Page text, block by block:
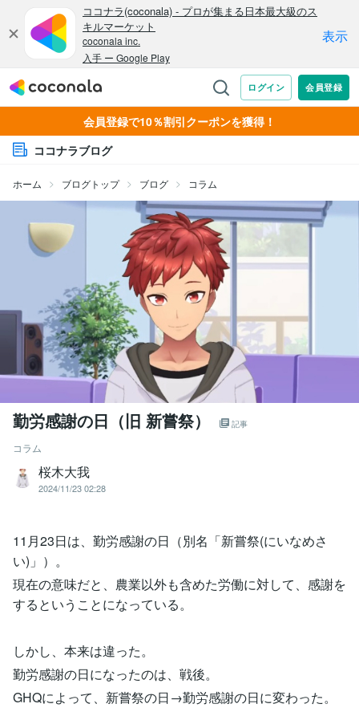
会員登録で10％割引クーポンを獲得！
ココナラブログ
ホーム ブログトップ ブログ コラム
勤労感謝の日（旧 新嘗祭） 記事
コラム
桜木大我
2024/11/23 02:28
11月23日は、勤労感謝の日（別名「新嘗祭(にいなめさ
い)」）。
現在の意味だと、農業以外も含めた労働に対して、感謝を
するということになっている。
しかし、本来は違った。
勤労感謝の日になったのは、戦後。
GHQによって、新嘗祭の日→勤労感謝の日に変わった。